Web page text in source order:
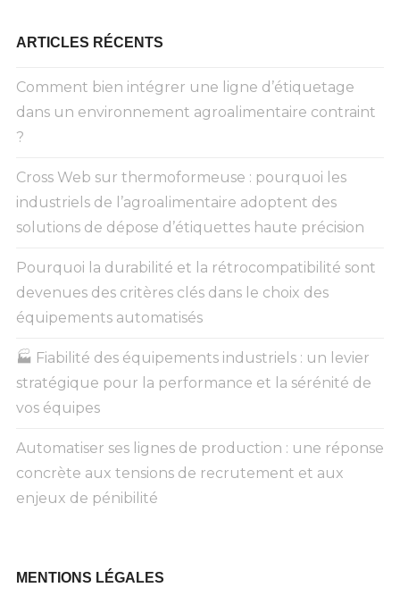
ARTICLES RÉCENTS
Comment bien intégrer une ligne d’étiquetage
dans un environnement agroalimentaire contraint
?
Cross Web sur thermoformeuse : pourquoi les
industriels de l’agroalimentaire adoptent des
solutions de dépose d’étiquettes haute précision
Pourquoi la durabilité et la rétrocompatibilité sont
devenues des critères clés dans le choix des
équipements automatisés
🏭 Fiabilité des équipements industriels : un levier
stratégique pour la performance et la sérénité de
vos équipes
Automatiser ses lignes de production : une réponse
concrète aux tensions de recrutement et aux
enjeux de pénibilité
MENTIONS LÉGALES